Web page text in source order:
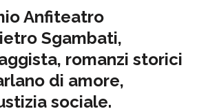
Anfiteatro
Sgambati,
romanzi storici
di amore,
sociale.